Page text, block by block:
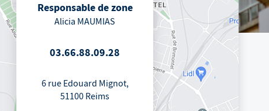
Responsable de zone
Alicia MAUMIAS
03.66.88.09.28
6 rue Edouard Mignot,
51100 Reims